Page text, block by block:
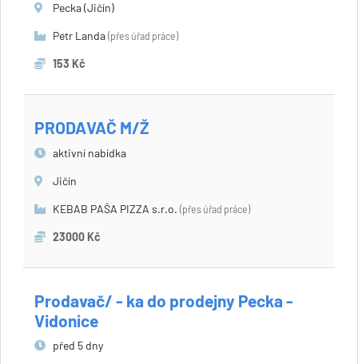
Pecka (Jičín)
Petr Landa (přes úřad práce)
153 Kč
PRODAVAČ M/Ž
aktivní nabídka
Jičín
KEBAB PAŠA PIZZA s.r.o. (přes úřad práce)
23000 Kč
Prodavač/ - ka do prodejny Pecka -
Vidonice
před 5 dny